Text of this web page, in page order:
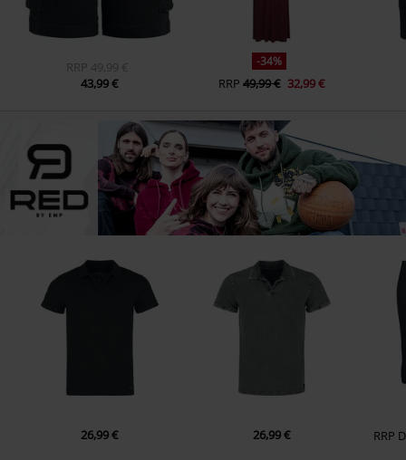
RRP 49,99 €
43,99 €
-34%
RRP 49,99 € 32,99 €
26,99 € 26,99 € RRP